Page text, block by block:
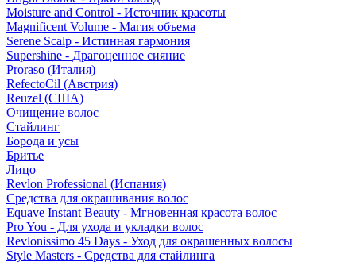
Moisture and Control - Источник красоты
Magnificent Volume - Магия объема
Serene Scalp - Истинная гармония
Supershine - Драгоценное сияние
Proraso (Италия)
RefectoCil (Австрия)
Reuzel (США)
Очищение волос
Стайлинг
Борода и усы
Бритье
Лицо
Revlon Professional (Испания)
Средства для окрашивания волос
Equave Instant Beauty - Мгновенная красота волос
Pro You - Для ухода и укладки волос
Revlonissimo 45 Days - Уход для окрашенных волосы
Style Masters - Средства для стайлинга